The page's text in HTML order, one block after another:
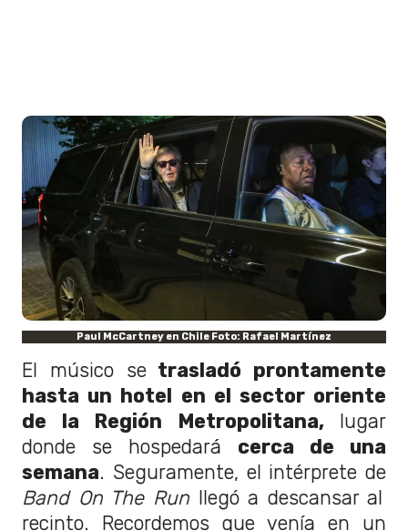
Paul McCartney en Chile Foto: Rafael Martínez
El músico setrasladó prontamente
hasta un hotel en el sector oriente
de la Región Metropolitana,lugar
donde se hospedará cerca de una
semana. Seguramente, el intérprete de
Band On The Runllegó a descansar al
recinto. Recordemos que venía en un